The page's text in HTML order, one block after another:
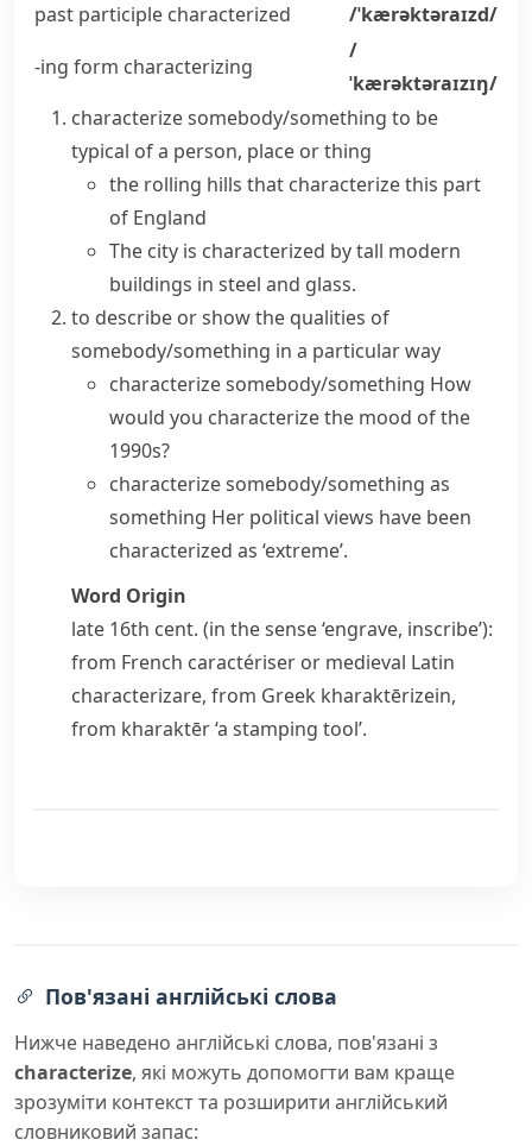
past participle characterized
/ˈkærəktəraɪzd/
-ing form characterizing
/
ˈkærəktəraɪzɪŋ/
characterize somebody/something to be
typical of a person, place or thing
the rolling hills that characterize this part
of England
The city is characterized by tall modern
buildings in steel and glass.
to describe or show the qualities of
somebody/something in a particular way
characterize somebody/something How
would you characterize the mood of the
1990s?
characterize somebody/something as
something Her political views have been
characterized as ‘extreme’.
Word Origin
late 16th cent. (in the sense ‘engrave, inscribe’):
from French caractériser or medieval Latin
characterizare, from Greek kharaktērizein,
from kharaktēr‘a stamping tool’.
Пов'язані англійські слова
Нижче наведено англійські слова, пов'язані з
characterize, які можуть допомогти вам краще
зрозуміти контекст та розширити англійський
словниковий запас: